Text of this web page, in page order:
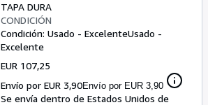
TAPA DURA
CONDICIÓN
Condición: Usado - ExcelenteUsado -
Excelente
EUR 107,25
Envío por EUR 3,90Envío por EUR 3,90
Se envía dentro de Estados Unidos de